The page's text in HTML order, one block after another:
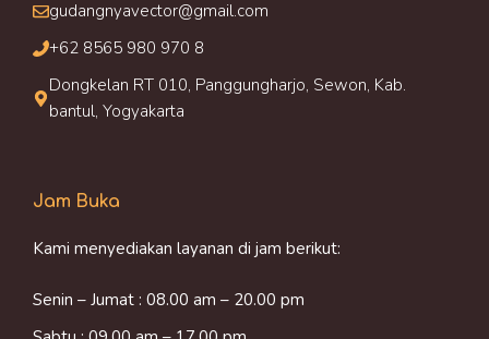
gudangnyavector@gmail.com
+62 8565 980 970 8
Dongkelan RT 010, Panggungharjo, Sewon, Kab.
bantul, Yogyakarta
Jam Buka
Kami menyediakan layanan di jam berikut:
Senin – Jumat : 08.00 am – 20.00 pm